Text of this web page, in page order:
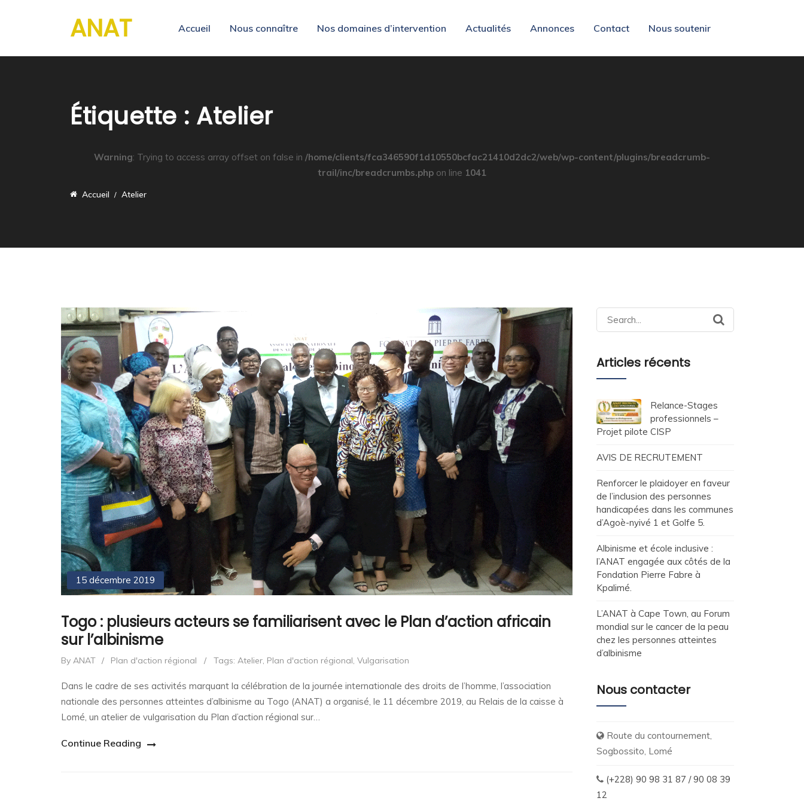
ANAT Accueil Nous connaître Nos domaines d’intervention Actualités Annonces Contact Nous soutenir
Étiquette : Atelier
Warning: Trying to access array offset on false in /home/clients/fca346590f1d10550bcfac21410d2dc2/web/wp-content/plugins/breadcrumb-
trail/inc/breadcrumbs.php on line 1041
Accueil Atelier
15 décembre 2019
Togo : plusieurs acteurs se familiarisent avec le Plan d’action africain
sur l’albinisme
By ANAT / Plan d'action régional / Tags: Atelier, Plan d'action régional, Vulgarisation
Dans le cadre de ses activités marquant la célébration de la journée internationale des droits de l’homme, l’association
nationale des personnes atteintes d’albinisme au Togo (ANAT) a organisé, le 11 décembre 2019, au Relais de la caisse à
Lomé, un atelier de vulgarisation du Plan d’action régional sur…
Continue Reading
Search
for:
Articles récents
Relance-Stages
professionnels –
Projet pilote CISP
AVIS DE RECRUTEMENT
Renforcer le plaidoyer en faveur
de l’inclusion des personnes
handicapées dans les communes
d’Agoè-nyivé 1 et Golfe 5.
Albinisme et école inclusive :
l’ANAT engagée aux côtés de la
Fondation Pierre Fabre à
Kpalimé.
L’ANAT à Cape Town, au Forum
mondial sur le cancer de la peau
chez les personnes atteintes
d’albinisme
Nous contacter
Route du contournement,
Sogbossito, Lomé
(+228) 90 98 31 87 / 90 08 39
12